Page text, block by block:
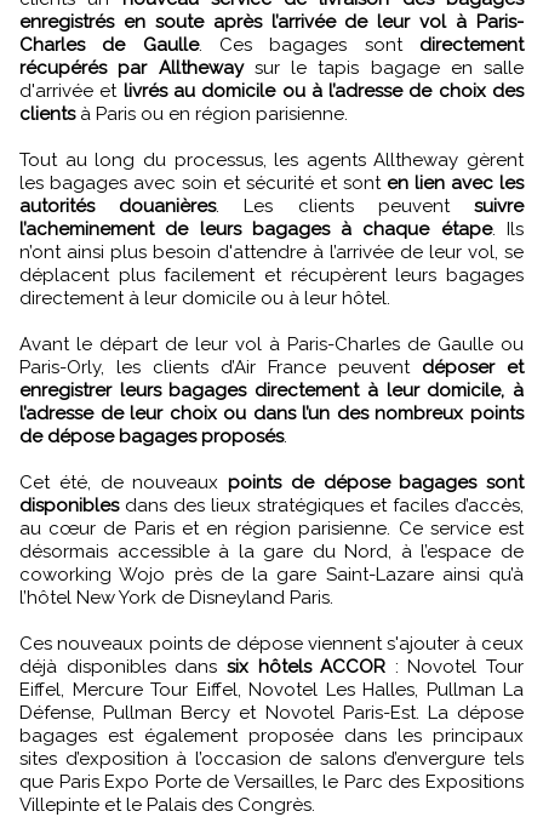
enregistrés en soute après l’arrivée de leur vol à Paris-
Charles de Gaulle. Ces bagages sont directement
récupérés par Allthewaysur le tapis bagage en salle
d'arrivée et livrés au domicile ou à l’adresse de choix des
clientsà Paris ou en région parisienne.
Tout au long du processus, les agents Alltheway gèrent
les bagages avec soin et sécurité et sont en lien avec les
autorités douanières. Les clients peuventsuivre
l’acheminement de leurs bagages à chaque étape. Ils
n’ont ainsi plus besoin d'attendre à l’arrivée de leur vol, se
déplacent plus facilement et récupèrent leurs bagages
directement à leur domicile ou à leur hôtel.
Avant le départ de leur vol à Paris-Charles de Gaulle ou
Paris-Orly, les clients d’Air France peuvent déposer et
enregistrer leurs bagages directement à leur domicile, à
l’adresse de leur choix ou dans l’un des nombreux points
de dépose bagages proposés.
Cet été, de nouveaux points de dépose bagages sont
disponiblesdans des lieux stratégiques et faciles d’accès,
au cœur de Paris et en région parisienne. Ce service est
désormais accessible à la gare du Nord, à l’espace de
coworking Wojo près de la gare Saint-Lazare ainsi qu’à
l’hôtel New York de Disneyland Paris.
Ces nouveaux points de dépose viennent s'ajouter à ceux
déjà disponibles dans six hôtels ACCOR : Novotel Tour
Eiffel, Mercure Tour Eiffel, Novotel Les Halles, Pullman La
Défense, Pullman Bercy et Novotel Paris-Est. La dépose
bagages est également proposée dans les principaux
sites d’exposition à l’occasion de salons d’envergure tels
que Paris Expo Porte de Versailles, le Parc des Expositions
Villepinte et le Palais des Congrès.